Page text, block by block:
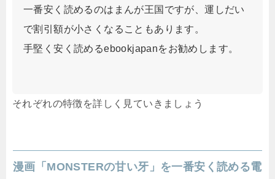
一番安く読めるのはまんが王国ですが、運しだい
で割引額が小さくなることもあります。
手堅く安く読めるebookjapanをお勧めします。
それぞれの特徴を詳しく見ていきましょう
漫画「MONSTERの甘い牙」を一番安く読める電